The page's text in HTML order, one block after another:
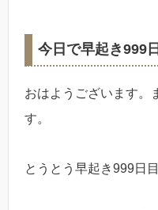
今日で早起き999
おはようございます。
す。
とうとう早起き999日